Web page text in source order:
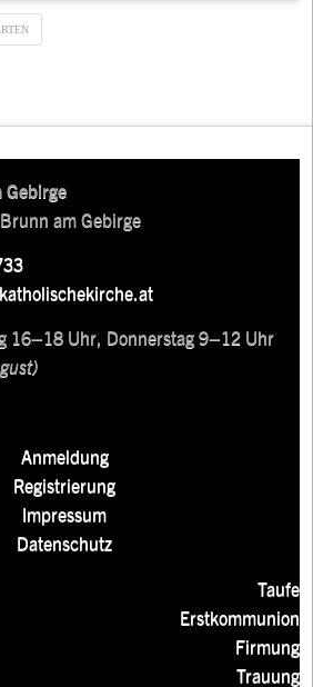
Gebirge
am Gebirge
16–18 Uhr, Donnerstag 9–12 Uhr
Anmeldung
Registrierung
Impressum
Datenschutz
Taufe
Erstkommunion
Firmung
Trauung